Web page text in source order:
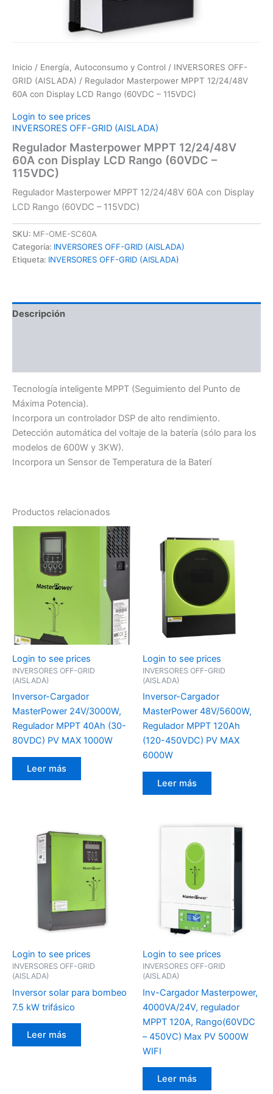
Inicio / Energía, Autoconsumo y Control / INVERSORES OFF-
GRID (AISLADA) / Regulador Masterpower MPPT 12/24/48V
60A con Display LCD Rango (60VDC – 115VDC)
Login to see prices
INVERSORES OFF-GRID (AISLADA)
Regulador Masterpower MPPT 12/24/48V
60A con Display LCD Rango (60VDC –
115VDC)
Regulador Masterpower MPPT 12/24/48V 60A con Display
LCD Rango (60VDC – 115VDC)
SKU: MF-OME-SC60A
Categoría: INVERSORES OFF-GRID (AISLADA)
Etiqueta: INVERSORES OFF-GRID (AISLADA)
Descripción
Tecnología inteligente MPPT (Seguimiento del Punto de
Máxima Potencia).
Incorpora un controlador DSP de alto rendimiento.
Detección automática del voltaje de la batería (sólo para los
modelos de 600W y 3KW).
Incorpora un Sensor de Temperatura de la Baterí
Productos relacionados
Login to see prices
INVERSORES OFF-GRID
(AISLADA)
Inversor-Cargador
MasterPower 24V/3000W,
Regulador MPPT 40Ah (30-
80VDC) PV MAX 1000W
Leer más
Login to see prices
INVERSORES OFF-GRID
(AISLADA)
Inversor-Cargador
MasterPower 48V/5600W,
Regulador MPPT 120Ah
(120-450VDC) PV MAX
6000W
Leer más
Login to see prices
INVERSORES OFF-GRID
(AISLADA)
Inversor solar para bombeo
7.5 kW trifásico
Leer más
Login to see prices
INVERSORES OFF-GRID
(AISLADA)
Inv-Cargador Masterpower,
4000VA/24V, regulador
MPPT 120A, Rango(60VDC
– 450VC) Max PV 5000W
WIFI
Leer más